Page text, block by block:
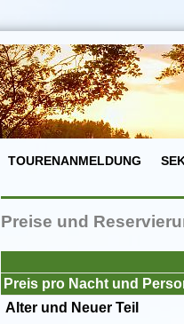
TOURENANMELDUNG
Preise und
Preis pro Nacht und
Alter und Neuer Teil